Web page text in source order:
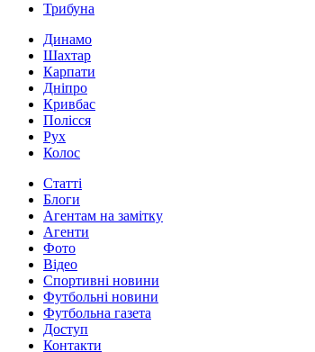
Трибуна
Динамо
Шахтар
Карпати
Дніпро
Кривбас
Полісся
Рух
Колос
Статті
Блоги
Агентам на замітку
Агенти
Фото
Відео
Спортивні новини
Футбольні новини
Футбольна газета
Доступ
Контакти